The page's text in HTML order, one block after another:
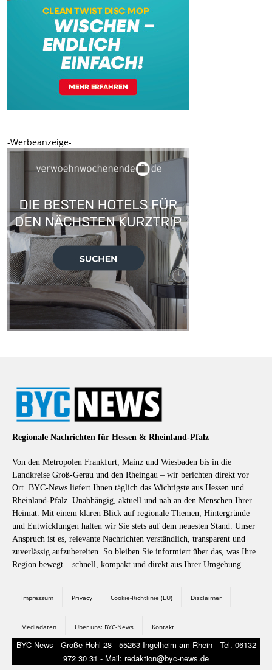
-Werbeanzeige-
Regionale Nachrichten für Hessen & Rheinland-Pfalz
Von den Metropolen Frankfurt, Mainz und Wiesbaden bis in die
Landkreise Groß-Gerau und den Rheingau – wir berichten direkt vor
Ort. BYC-News liefert Ihnen täglich das Wichtigste aus Hessen und
Rheinland-Pfalz. Unabhängig, aktuell und nah an den Menschen Ihrer
Heimat. Mit einem klaren Blick auf regionale Themen, Hintergründe
und Entwicklungen halten wir Sie stets auf dem neuesten Stand. Unser
Anspruch ist es, relevante Nachrichten verständlich, transparent und
zuverlässig aufzubereiten. So bleiben Sie informiert über das, was Ihre
Region bewegt – schnell, kompakt und direkt aus Ihrer Umgebung.
Impressum Privacy Cookie-Richtlinie (EU) Disclaimer
Mediadaten Über uns: BYC-News Kontakt
BYC-News - Große Hohl 28 - 55263 Ingelheim am Rhein - Tel. 06132
972 30 31 - Mail: redaktion@byc-news.de